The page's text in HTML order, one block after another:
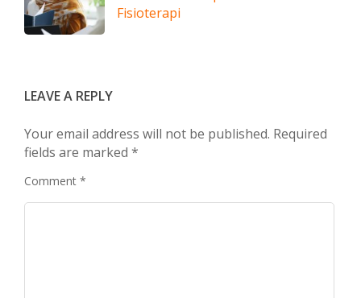
Fisioterapi
LEAVE A REPLY
Your email address will not be published. Required
fields are marked *
Comment *